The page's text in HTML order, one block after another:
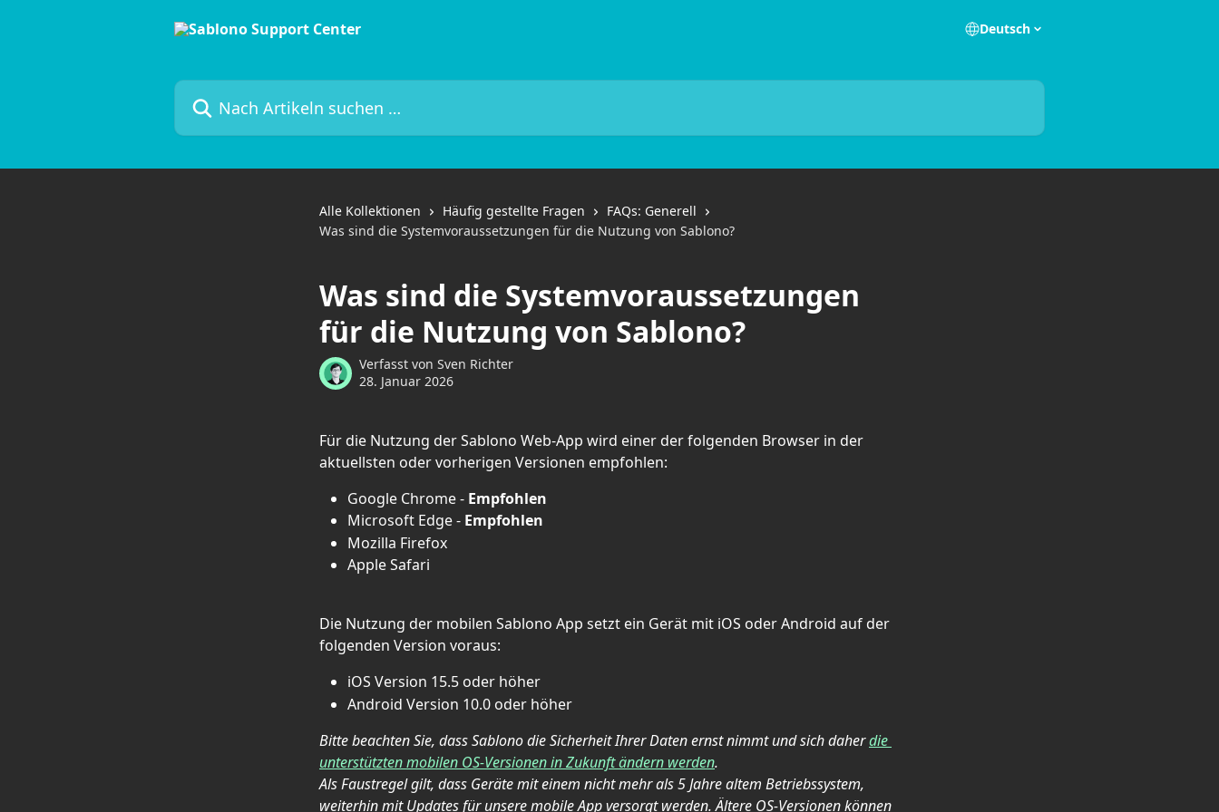
Deutsch
Nach Artikeln suchen …
Alle Kollektionen Häufig gestellte Fragen
FAQs: Generell
Was sind die Systemvoraussetzungen für die Nutzung von Sablono?
Was sind die Systemvoraussetzungen
für die Nutzung von Sablono?
Verfasst von Sven Richter
28. Januar 2026
Für die Nutzung der Sablono Web-App wird einer der folgenden Browser in der
aktuellsten oder vorherigen Versionen empfohlen:
Google Chrome - Empfohlen
Microsoft Edge - Empfohlen
Mozilla Firefox
Apple Safari
Die Nutzung der mobilen Sablono App setzt ein Gerät mit iOS oder Android auf der
folgenden Version voraus:
iOS Version 15.5 oder höher
Android Version 10.0 oder höher
Bitte beachten Sie, dass Sablono die Sicherheit Ihrer Daten ernst nimmt und sich daher die
unterstützten mobilen OS-Versionen in Zukunft ändern werden.
Als Faustregel gilt, dass Geräte mit einem nicht mehr als 5 Jahre altem Betriebssystem,
weiterhin mit Updates für unsere mobile App versorgt werden. Ältere OS-Versionen können